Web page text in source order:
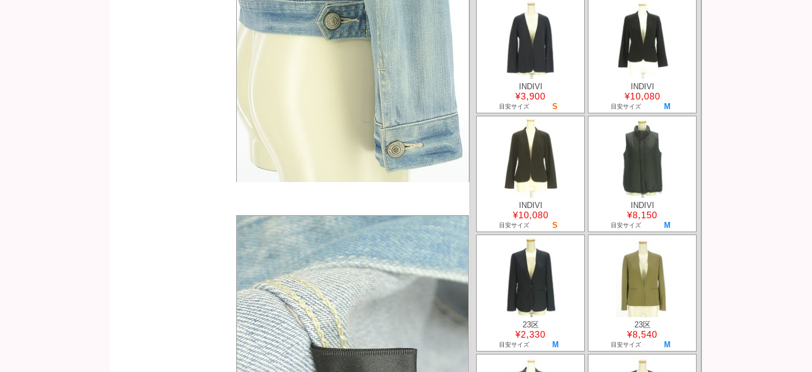
INDIVI
¥3,900
目安サイズ S
INDIVI
¥10,080
目安サイズ M
INDIVI
¥10,080
目安サイズ S
INDIVI
¥8,150
目安サイズ M
23区
¥2,330
目安サイズ M
23区
¥8,540
目安サイズ M